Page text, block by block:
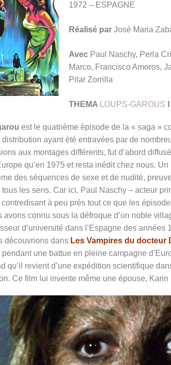
1972 – ESPAGNE
Réalisé par José Maria
Avec Paul Naschy, Perla
Marco, Francisco Amoros,
Pilar Zorrilla
THEMA LOUPS-GAROUS
est le quatrième épisode de la « saga »
ayant été entravées par de
aux montages différents, fut d’abord
qu’en 1975 et resta inédit chez nous.
des séquences de sexe et de nudité,
les sens. Car ici, Paul Naschy – acteur
à peu près tout ce que les
avons connu sous la défroque d’un noble
d’université dans l’Espagne des années
découvrions dans Les Vampires du docteur
une battue en pleine campagne
qu’il revient d’une expédition scientifique
Ce film lui invente même une épouse,